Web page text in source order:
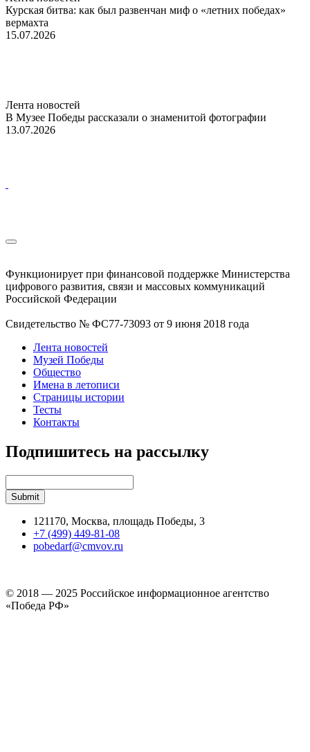
Курская битва: как был развенчан миф о «летних победах»
вермахта
15.07.2026
Лента новостей
В Музее Победы рассказали о знаменитой фотографии
13.07.2026
Функционирует при финансовой поддержке Министерства
цифрового развития, связи и массовых коммуникаций
Российской Федерации
Свидетельство № ФС77-73093 от 9 июня 2018 года
Лента новостей
Музей Победы
Общество
Имена в летописи
Страницы истории
Тесты
Контакты
Подпишитесь на рассылку
121170, Москва, площадь Победы, 3
+7 (499) 449-81-08
pobedarf@cmvov.ru
© 2018 — 2025 Российское информационное агентство
«Победа РФ»